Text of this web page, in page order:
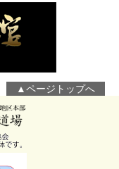
▲ページトップへ